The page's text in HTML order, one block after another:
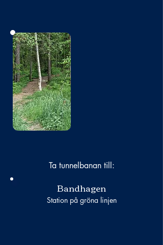
Bild
saknas
Ta tunnelbanan till:
Bandhagen
Station på gröna linjen